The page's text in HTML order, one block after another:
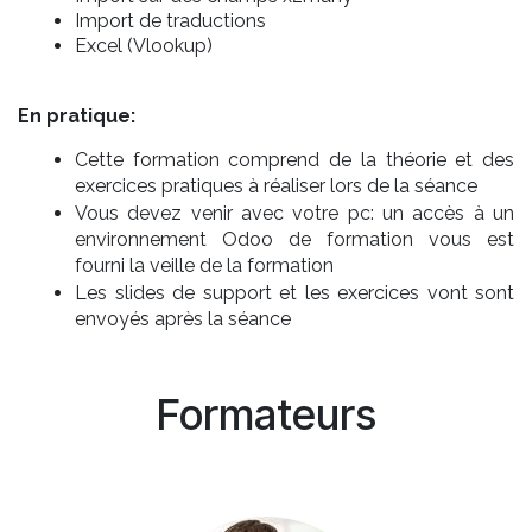
Import de traductions
Excel (Vlookup)
En pratique:
Cette formation comprend de la théorie et des
exercices pratiques à réaliser lors de la séance
Vous devez venir avec votre pc: un accès à un
environnement Odoo de formation vous est
fourni la veille de la formation
Les slides de support et les exercices vont sont
envoyés après la séance
Formateurs